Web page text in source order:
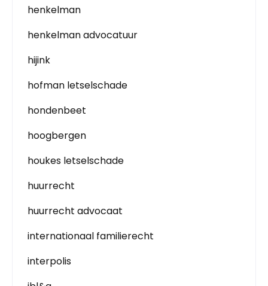
henkelman
henkelman advocatuur
hijink
hofman letselschade
hondenbeet
hoogbergen
houkes letselschade
huurrecht
huurrecht advocaat
internationaal familierecht
interpolis